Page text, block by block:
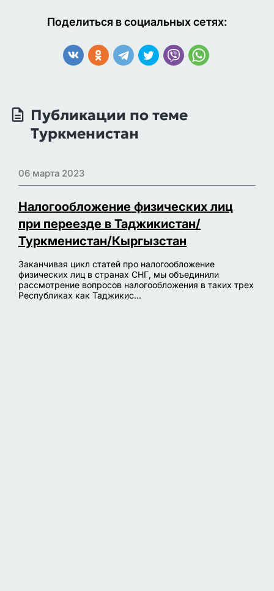
Поделиться в социальных сетях:
Публикации по теме
Туркменистан
06 марта 2023
Налогообложение физических лиц
при переезде в Таджикистан/
Туркменистан/Кыргызстан
Заканчивая цикл статей про налогообложение
физических лиц в странах СНГ, мы объединили
рассмотрение вопросов налогообложения в таких трех
Республиках как Таджикис...